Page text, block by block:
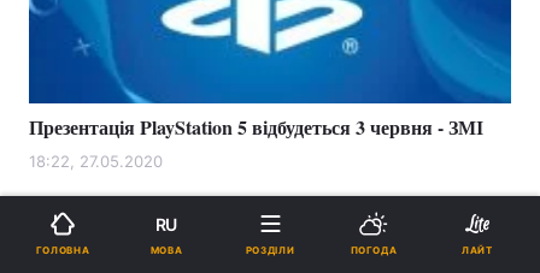
Презентація PlayStation 5 відбудеться 3 червня - ЗМІ
18:22, 27.05.2020
ГОЛОВНА
RU
МОВА РОЗДІЛИ ПОГОДА ЛАЙТ